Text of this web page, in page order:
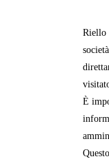
Riello
È